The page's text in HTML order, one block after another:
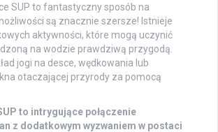
SUP to fantastyczny sposób na
są znacznie szersze! Istnieje
aktywności, które mogą uczynić
na wodzie prawdziwą przygodą.
jogi na desce, wędkowania lub
otaczającej przyrody za pomocą
to intrygujące połączenie
z dodatkowym wyzwaniem w postaci